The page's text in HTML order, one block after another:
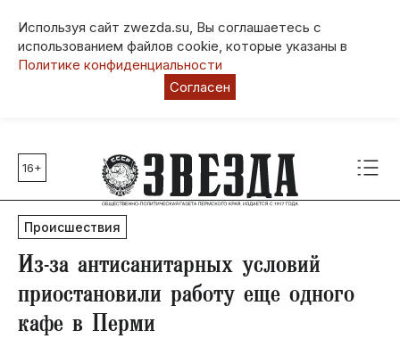
Используя сайт zwezda.su, Вы соглашаетесь с
использованием файлов cookie, которые указаны в
Политике конфиденциальности
Согласен
Главные темы
80 лет Победы
Молодежная столица РФ
СВО
Выборы в Пермском крае
Социальная поддержка
Инфраструктура
16+
Происшествия
​Из-за антисанитарных условий
приостановили работу еще одного
кафе в Перми